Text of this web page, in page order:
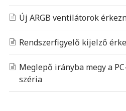
Új ARGB ventilátorok
Rendszerfigyelő kijelző
Meglepő irányba megy a
széria